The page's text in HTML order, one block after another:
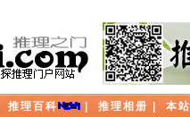
推理百科 推理相册
本